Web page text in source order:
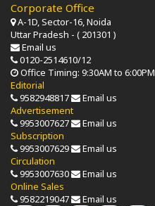
Corporate Office
A-1D, Sector-16, Noida
Uttar Pradesh - ( 201301 )
Email us
0120-2514610/12
Office Timing: 9:30AM to 6:00PM
Editorial
9582948817
Email us
Advertisement
9953007627
Email us
Subscription
9953007629
Email us
Circulation
9953007630
Email us
Online Sales
9582219047
Email us